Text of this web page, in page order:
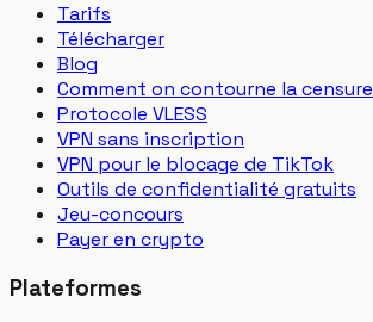
Tarifs
Télécharger
Blog
Comment on contourne la censure
Protocole VLESS
VPN sans inscription
VPN pour le blocage de TikTok
Outils de confidentialité gratuits
Jeu-concours
Payer en crypto
Plateformes